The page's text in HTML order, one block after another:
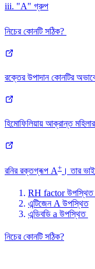
iii. "A" গ্রুপ
নিচের কোনটি সঠিক?
রক্তের উপাদান কোনটির
হিমোফিলিয়ায় আক্রান্ত
রনির রক্তগ্ৰূপ A+ । তার
RH factor উপস্থিত
এন্টিজেন A উপস্থিত
এন্ডিবডি a উপস্থিত
নিচের কোনটি সঠিক?